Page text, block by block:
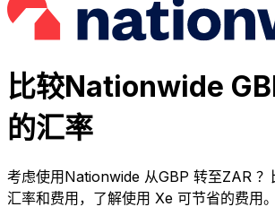
比较Nationwide
的汇率
考虑使用Nationwide 从GBP 转至ZAR
汇率和费用，了解使用 Xe 可节省的费用。